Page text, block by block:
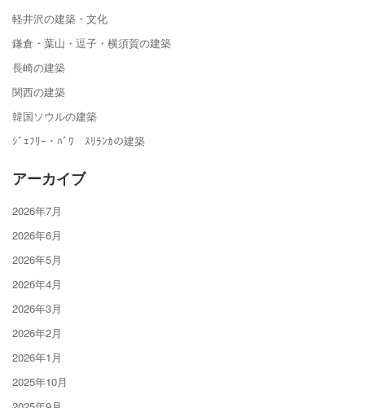
軽井沢の建築・文化
鎌倉・葉山・逗子・横須賀の建築
長崎の建築
関西の建築
韓国ソウルの建築
ｼﾞｪﾌﾘｰ・ﾊﾞﾜ ｽﾘﾗﾝｶの建築
アーカイブ
2026年7月
2026年6月
2026年5月
2026年4月
2026年3月
2026年2月
2026年1月
2025年10月